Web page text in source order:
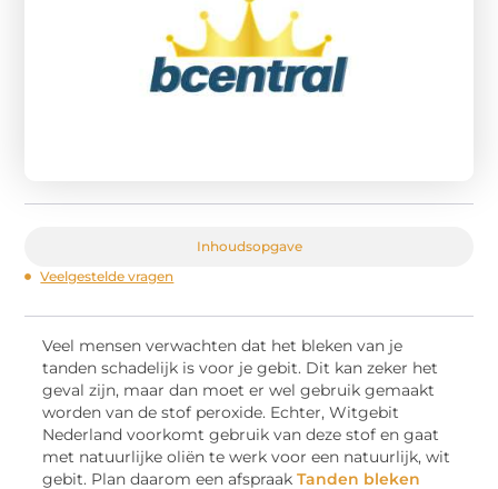
Inhoudsopgave
Veelgestelde vragen
Veel mensen verwachten dat het bleken van je
tanden schadelijk is voor je gebit. Dit kan zeker het
geval zijn, maar dan moet er wel gebruik gemaakt
worden van de stof peroxide. Echter, Witgebit
Nederland voorkomt gebruik van deze stof en gaat
met natuurlijke oliën te werk voor een natuurlijk, wit
gebit. Plan daarom een afspraakTanden bleken